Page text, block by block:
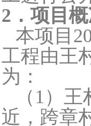
2 ．项目
本项目
工程由王
为：
（1）
近，跨章